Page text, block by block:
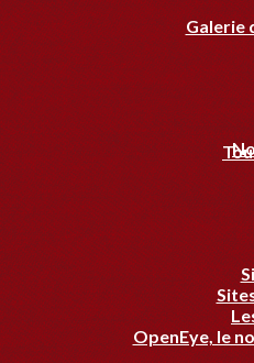
Galerie
OpenEye, le